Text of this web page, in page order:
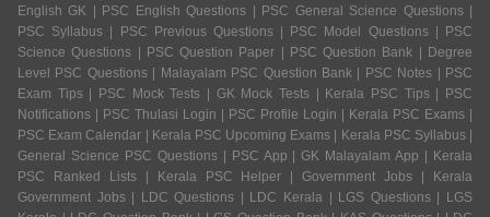
English GK | PSC English Questions | PSC General Science Questions |
PSC Syllabus | PSC Previous Questions | PSC Model Questions | PSC
Science Questions | PSC Question Paper | PSC Question Bank | Degree
Level PSC Questions | Malayalam PSC Question Bank | PSC Notes | PSC
Exam Tips | PSC Mock Tests | GK Mock Tests | Kerala PSC Tips | PSC
Notifications | PSC Thulasi Login | PSC Profile Login | Kerala PSC Exams |
PSC Exam Calendar | Kerala PSC Upcoming Exams | Kerala PSC Syllabus |
General Science PSC Questions | PSC App | GK Malayalam App | Kerala
PSC Ranked Lists | Kerala PSC Helper | Government Jobs | Kerala
Government Jobs | LDC Questions | LDC Kerala | LGS Questions | LGS